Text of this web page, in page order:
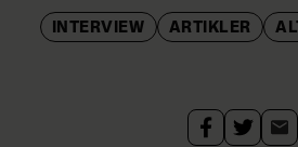
• Mere end to ud af tre
fødselsdeprimerede
fødselsdepression.
INTERVIEW ARTIKLER